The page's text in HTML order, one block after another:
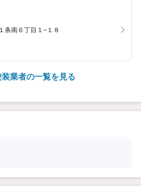
条南６丁目１−１８
業者の一覧を見る